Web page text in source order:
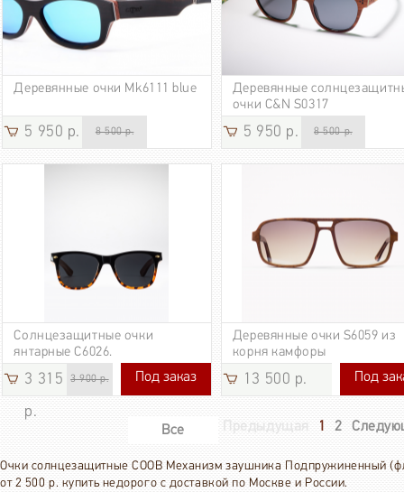
Деревянные очки Mk6111 blue
5 950 р. 8 500 р.
Деревянные
очки C&N S0317
5 950 р. 8 500 р.
Солнцезащитные очки
янтарные C6026.
3 315
р.
3 900 р. 3 315 р.
Под заказ
Деревянные очки S6059 из
корня камфоры
13 500 р. 13 500 р.
Под
Предыдущая 1 2
Все
Очки солнцезащитные COOB Механизм заушника Подпружиненный
от 2 500 р. купить недорого с доставкой по Москве и России.